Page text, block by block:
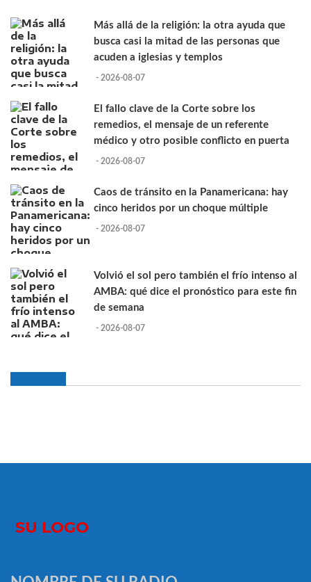
Más allá de la religión: la otra ayuda que
busca casi la mitad de las personas que
acuden a iglesias y templos
- 2026-08-07
El fallo clave de la Corte sobre los
remedios, el mensaje de un referente
médico y otro posible conflicto en puerta
- 2026-08-07
Caos de tránsito en la Panamericana: hay
cinco heridos por un choque múltiple
- 2026-08-07
Volvió el sol pero también el frío intenso al
AMBA: qué dice el pronóstico para este fin
de semana
- 2026-08-07